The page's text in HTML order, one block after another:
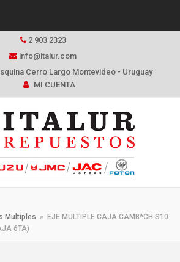
2 903 2323
info@italur.com
Cerro Largo Montevideo - Uruguay
MI CUENTA
Multiples »
EJE MULTIPLE CAJA CAMB*CH S10
6TA)